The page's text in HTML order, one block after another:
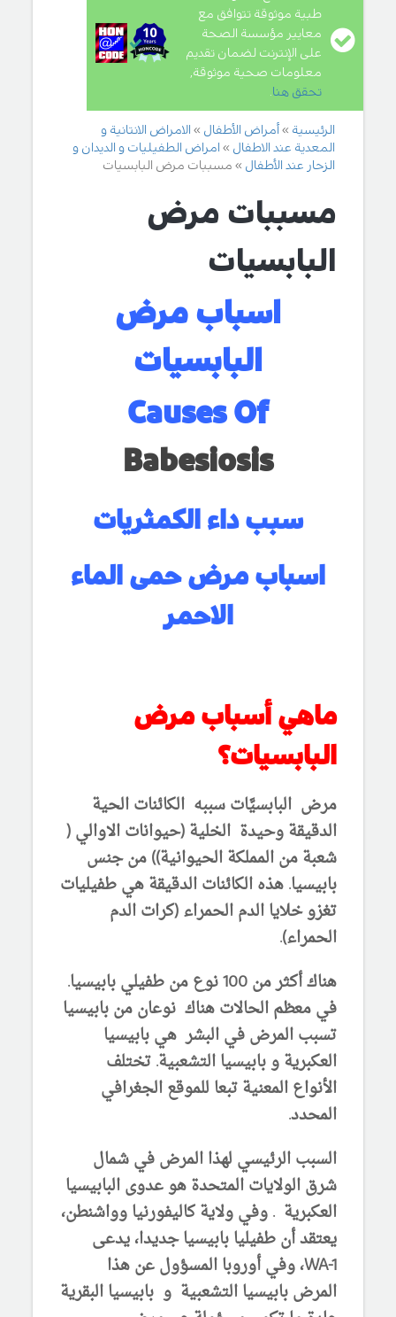
طبية موثوقة تتوافق مع
معايير مؤسسة الصحة
على الإنترنت لضمان تقديم
معلومات صحية موثوقة,
تحقق هنا.
الرئيسية أمراض الأطفال
الامراض الانتانية و
المعدية عند الاطفال
امراض الطفيليات و الديدان و
الزحار عند الأطفال
مسببات مرض البابسيات
مسببات مرض
البابسيات
اسباب مرض
البابسيات
Causes Of
Babesiosis
سبب داء الكمثريات
اسباب مرض حمى الماء
الاحمر
ماهي أسباب مرض
البابسيات؟
مرض البابسيَّات سببه الكائنات الحية
الدقيقة وحيدة الخلية (حيوانات الاوالي (
شعبة من المملكة الحيوانية)) من جنس
بابيسيا. هذه الكائنات الدقيقة هي طفيليات
تغزو خلايا الدم الحمراء (كرات الدم
الحمراء).
هناك أكثر من 100 نوع من طفيلي بابيسيا.
في معظم الحالات هناك نوعان من بابيسيا
تسبب المرض في البشر هي بابيسيا
العكبرية و بابيسيا التشعبية. تختلف
الأنواع المعنية تبعا للموقع الجغرافي
المحدد.
السبب الرئيسي لهذا المرض في شمال
شرق الولايات المتحدة هو عدوى البابيسيا
العكبرية . وفي ولاية كاليفورنيا وواشنطن،
يعتقد أن طفيليا بابيسيا جديدا، يدعى
WA-1، وفي أوروبا المسؤول عن هذا
المرض بابيسيا التشعبية و بابيسيا البقرية